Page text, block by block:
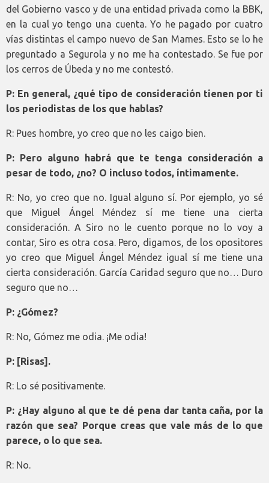
del Gobierno vasco y de una entidad privada como la BBK,
en la cual yo tengo una cuenta. Yo he pagado por cuatro
vías distintas el campo nuevo de San Mames. Esto se lo he
preguntado a Segurola y no me ha contestado. Se fue por
los cerros de Úbeda y no me contestó.
P: En general, ¿qué tipo de consideración tienen por ti
los periodistas de los que hablas?
R: Pues hombre, yo creo que no les caigo bien.
P: Pero alguno habrá que te tenga consideración a
pesar de todo, ¿no? O incluso todos, íntimamente.
R: No, yo creo que no. Igual alguno sí. Por ejemplo, yo sé
que Miguel Ángel Méndez sí me tiene una cierta
consideración. A Siro no le cuento porque no lo voy a
contar, Siro es otra cosa. Pero, digamos, de los opositores
yo creo que Miguel Ángel Méndez igual sí me tiene una
cierta consideración. García Caridad seguro que no… Duro
seguro que no…
P: ¿Gómez?
R: No, Gómez me odia. ¡Me odia!
P: [Risas].
R: Lo sé positivamente.
P: ¿Hay alguno al que te dé pena dar tanta caña, por la
razón que sea? Porque creas que vale más de lo que
parece, o lo que sea.
R: No.